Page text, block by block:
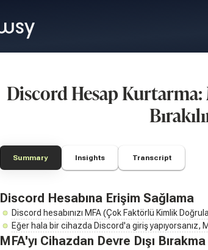
Discord Hesap Kurtarma:
Summary Insights Transcript
Discord Hesabına Erişim Sağlama
Discord hesabınızı MFA (Çok Faktörlü Kimlik
Eğer hala bir cihazda Discord'a giriş yapıyorsanız,
MFA'yı Cihazdan Devre Dışı Bırakma